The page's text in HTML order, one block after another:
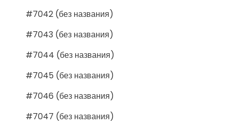
#7042 (без названия)
#7043 (без названия)
#7044 (без названия)
#7045 (без названия)
#7046 (без названия)
#7047 (без названия)